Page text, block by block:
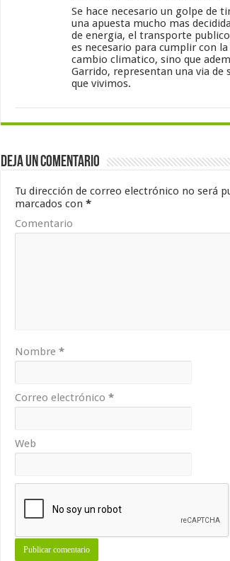
Se hace necesario un golpe de
una apuesta mucho mas
de energia, el transporte
es necesario para cumplir con
cambio climatico, sino que
Garrido, representan una via de
que vivimos.
Deja un comentario
Tu dirección de correo electrónico no será
marcados con *
Comentario
Nombre *
Correo electrónico *
Web